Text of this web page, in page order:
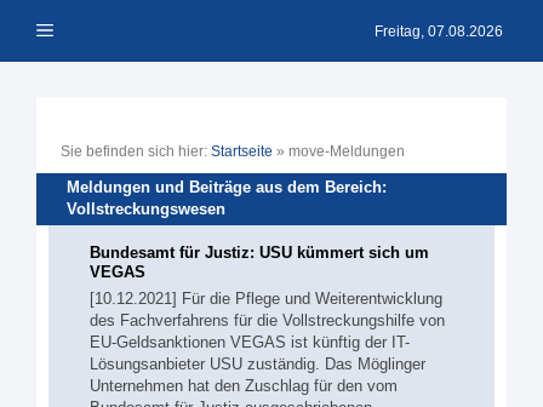
Inhalt Menü Freitag, 07.08.2026
Sie befinden sich hier: Startseite » move-Meldungen
Meldungen und Beiträge aus dem Bereich:
Vollstreckungswesen
Bundesamt für Justiz: USU kümmert sich um
VEGAS
[10.12.2021] Für die Pflege und Weiterentwicklung
des Fachverfahrens für die Vollstreckungshilfe von
EU-Geldsanktionen VEGAS ist künftig der IT-
Lösungsanbieter USU zuständig. Das Möglinger
Unternehmen hat den Zuschlag für den vom